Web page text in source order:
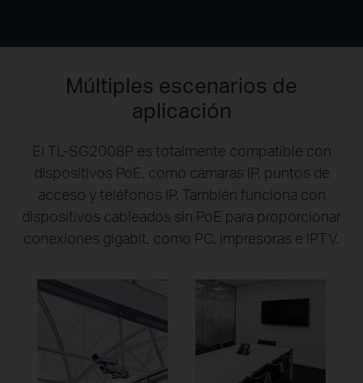
Múltiples escenarios de
aplicación
El TL-SG2008P es totalmente compatible con
dispositivos PoE, como cámaras IP, puntos de
acceso y teléfonos IP. También funciona con
dispositivos cableados sin PoE para proporcionar
conexiones gigabit, como PC, impresoras e IPTV.